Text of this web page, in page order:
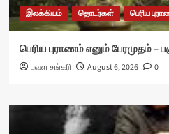
இலக்கியம் தொடர்கள் பெரிய
பெரிய புராணம் எனும் பேரமுதம் –
பவள சங்கரி August 6, 2026 0